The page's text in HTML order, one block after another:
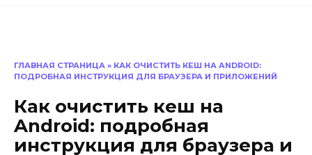
ГЛАВНАЯ СТРАНИЦА » КАК ОЧИСТИТЬ КЕШ НА ANDROID:
ПОДРОБНАЯ ИНСТРУКЦИЯ ДЛЯ БРАУЗЕРА И ПРИЛОЖЕНИЙ
Как очистить кеш на
Android: подробная
инструкция для браузера и